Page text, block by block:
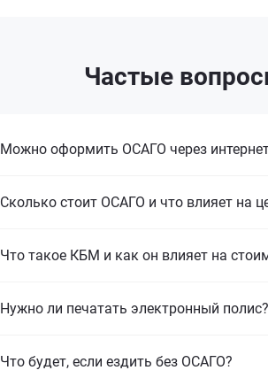
Частые
Можно оформить ОСАГО через
Сколько стоит ОСАГО и что влияет на
Что такое КБМ и как он влияет на
Нужно ли печатать электронный полис?
Что будет, если ездить без ОСАГО?